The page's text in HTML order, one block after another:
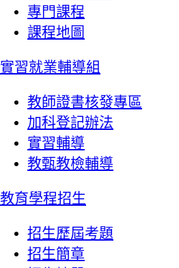
專門課程
課程地圖
實習就業輔導組
教師證書核發專區
加科登記辦法
實習輔導
教甄教檢輔導
教育學程招生
招生歷屆考題
招生簡章